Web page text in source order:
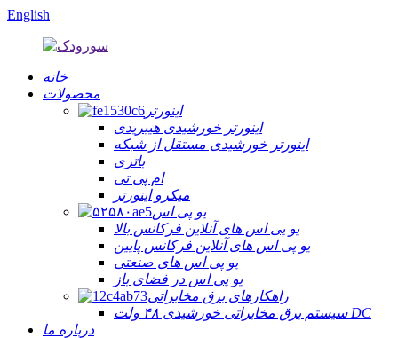
English
خانه
محصولات
اینورتر
اینورتر خورشیدی هیبریدی
اینورتر خورشیدی مستقل از شبکه
باتری
ام پی تی
میکرو اینورتر
یو پی اس
یو پی اس های آنلاین فرکانس بالا
یو پی اس های آنلاین فرکانس پایین
یو پی اس های صنعتی
یو پی اس در فضای باز
راهکارهای برق مخابراتی
سیستم برق مخابراتی خورشیدی ۴۸ ولت DC
درباره ما